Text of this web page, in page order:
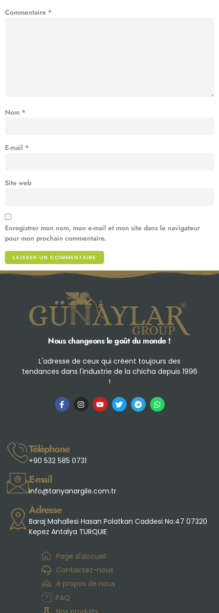
Commentaire *
Nom *
E-mail *
Site web
Enregistrer mon nom, mon e-mail et mon site dans le navigateur
pour mon prochain commentaire.
Nous changeons le goût du monde !
L'adresse de ceux qui créent toujours des
tendances dans l'industrie de la chicha depuis 1996
!
Téléphone
+90 532 585 0731
E-mail
info@tanyanargile.com.tr
Adresse
Baraj Mahallesi Hasan Polatkan Caddesi No:47 07320
Kepez Antalya TURQUIE
Page d'accueil
Contactez-nous
à propos de nous
FAQ